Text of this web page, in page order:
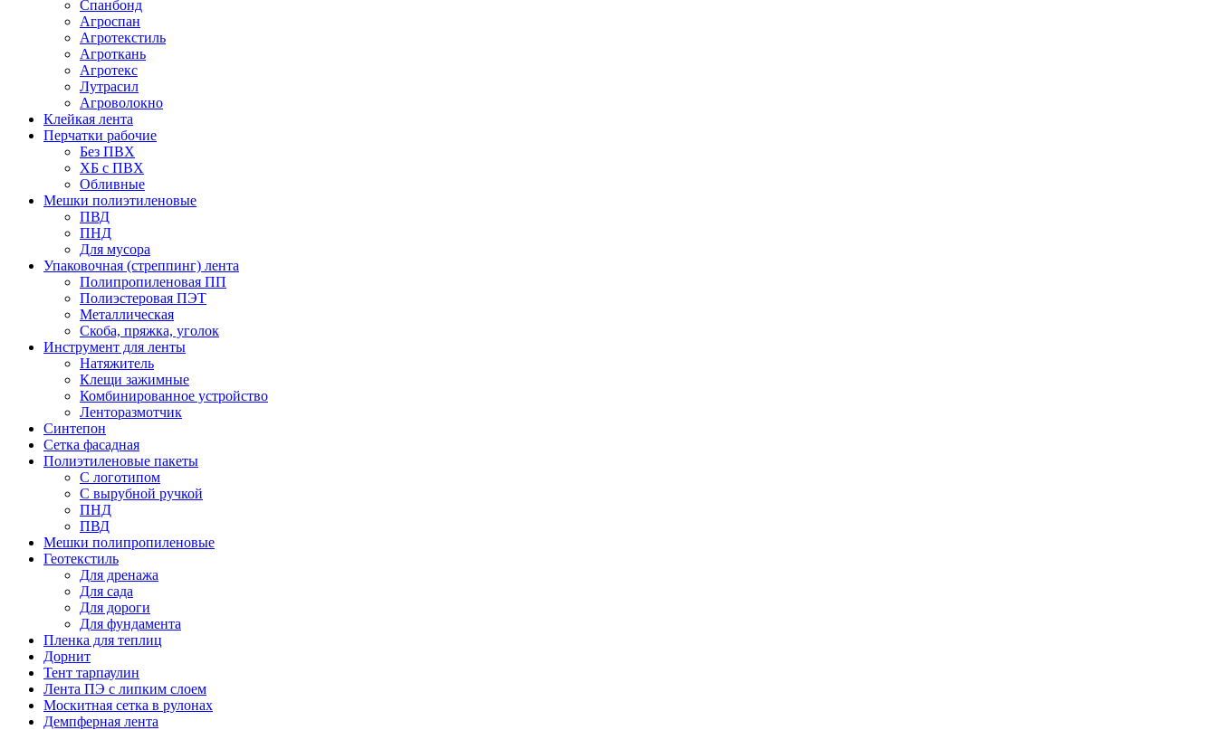
Спанбонд
Агроспан
Агротекстиль
Агроткань
Агротекс
Лутрасил
Агроволокно
Клейкая лента
Перчатки рабочие
Без ПВХ
ХБ с ПВХ
Обливные
Мешки полиэтиленовые
ПВД
ПНД
Для мусора
Упаковочная (стреппинг) лента
Полипропиленовая ПП
Полиэстеровая ПЭТ
Металлическая
Скоба, пряжка, уголок
Инструмент для ленты
Натяжитель
Клещи зажимные
Комбинированное устройство
Ленторазмотчик
Синтепон
Сетка фасадная
Полиэтиленовые пакеты
С логотипом
С вырубной ручкой
ПНД
ПВД
Мешки полипропиленовые
Геотекстиль
Для дренажа
Для сада
Для дороги
Для фундамента
Пленка для теплиц
Дорнит
Тент тарпаулин
Лента ПЭ с липким слоем
Москитная сетка в рулонах
Демпферная лента